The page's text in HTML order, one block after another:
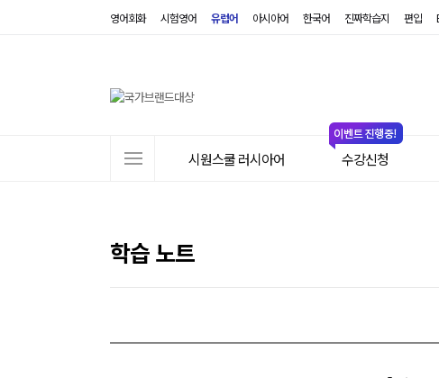
영어회화 시험영어 유럽어 아시아어 한국어 진짜학습지 편입
시원스쿨 러시아어 수강신청
학습 노트